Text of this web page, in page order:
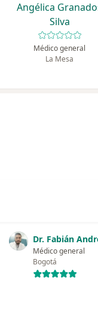
Angélica
Silva
Médico general
La Mesa
Dr. Fabián
Médico general
Bogotá